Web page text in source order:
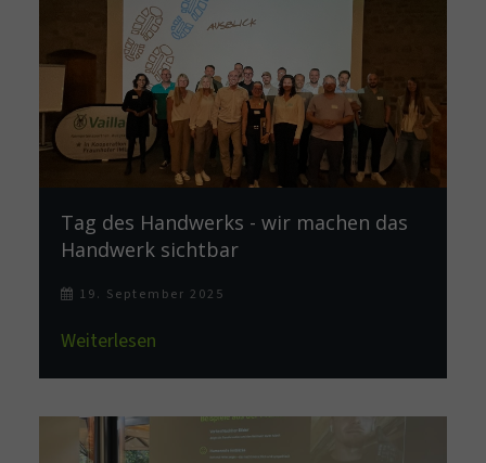
Tag des Handwerks - wir machen das
Handwerk sichtbar
19. September 2025
Weiterlesen